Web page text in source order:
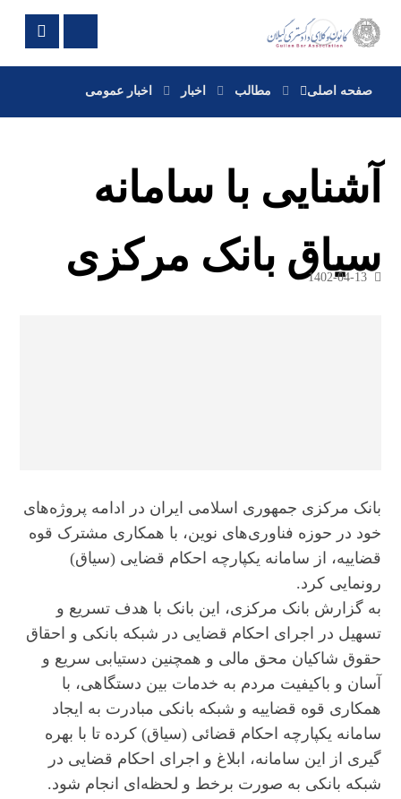
صفحه اصلی مطالب اخبار اخبار عمومی
آشنایی با سامانه
سیاق بانک مرکزی
1402-04-13
بانک مرکزی جمهوری اسلامی ایران در ادامه پروژه‌های
خود در حوزه فناوری‌های نوین، با همکاری مشترک قوه
قضاییه، از سامانه یکپارچه احکام قضایی (سیاق)
رونمایی کرد.
به گزارش بانک مرکزی، این بانک با هدف تسریع و
تسهیل در اجرای احکام قضایی در شبکه بانکی و احقاق
حقوق شاکیان محق مالی و همچنین دستیابی سریع و
آسان و باکیفیت مردم به خدمات بین دستگاهی، با
همکاری قوه قضاییه و شبکه بانکی مبادرت به ایجاد
سامانه یکپارچه احکام قضائی (سیاق) کرده تا با بهره
گیری از این سامانه، ابلاغ و اجرای احکام قضایی در
شبکه بانکی به صورت برخط و لحظه‌ای انجام شود.